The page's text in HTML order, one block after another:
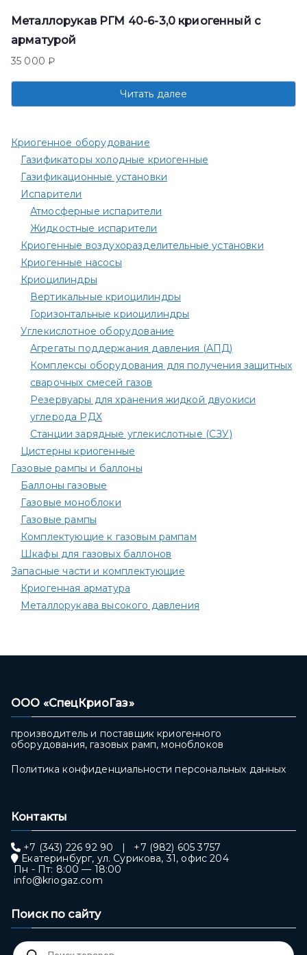
Металлорукав РГМ 40-6-3,0 криогенный с
арматурой
35 000₽
Читать далее
Криогенное оборудование
Газификаторы холодные криогенные
Газификационные установки
Испарители
Атмосферные испарители
Жидкостные испарители
Криогенные воздухоразделительные установки
Криогенные насосы
Криоцилиндры
Вертикальные криоцилиндры
Горизонтальные криоцилиндры
Углекислотное оборудование
Агрегаты поддержания давления (АПД)
Комплексы оборудования для получения защитных
сварочных смесей газов
Резервуары для хранения жидкой двуокиси
углерода РДХ
Станции зарядные углекислотные (СЗУ)
Цистерны криогенные
Газовые рампы и баллоны
Баллоны газовые
Газовые моноблоки
Газовые рампы
Комплектующие к газовым рампам​
Шкафы для газовых баллонов
Запасные части и комплектующие
Криогенная арматура
Металлорукава высокого давления
ООО «СпецКриоГаз»
производитель и поставщик криогенного
оборудования, газовых рамп, моноблоков
Политика конфиденциальности персональных данных
Контакты
+7 (343) 226 92 90
+7 (982) 605 3757
Екатеринбург, ул. Сурикова, 31, офис 204
Пн - Пт: 8:00 — 18:00
info@kriogaz.com
Поиск по сайту
Поиск